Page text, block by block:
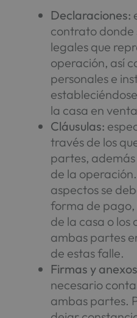
Declaraciones:
contrato donde
legales que
operación, así
personales e
la casa en
Cláusulas:
través de los
partes,
de la
aspectos se
forma de pago,
de la casa o los
ambas partes
de estas falle.
Firmas y
necesario
ambas partes.